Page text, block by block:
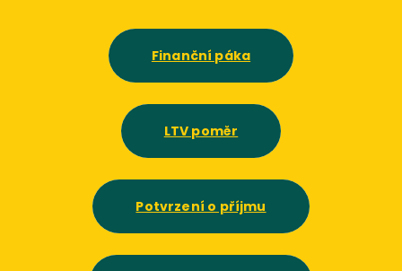
Finanční páka
LTV poměr
Potvrzení o příjmu